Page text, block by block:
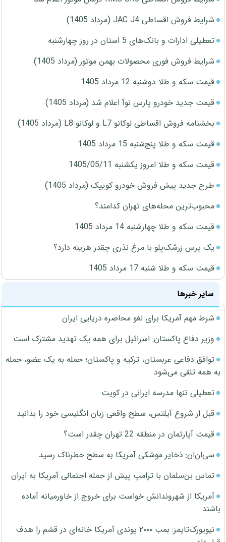
شرایط فروش اقساطی JAC J4 (مرداد 1405)
تعطیلی ادارات و بانک‌های 5 استان در روز چهارشنبه
شرایط فروش فوری محصولات بهمن موتور (مرداد 1405)
قیمت سکه و طلا دوشنبه 12 مرداد 1405
قیمت جدید خودرو پارس نوآ اعلام شد (مرداد 1405)
بخشنامه فروش اقساطی لوکانو L7 و لوکانو L8 (مرداد 1405)
قیمت سکه و طلا پنج‌شنبه 15 مرداد 1405
قیمت سکه و طلا امروز یکشنبه 1405/05/11
طرح جدید پیش فروش خودرو کوییک (مرداد 1405)
محبوب‌ترین محله‌های تهران کدامند؟
قیمت سکه و طلا چهارشنبه 14 مرداد 1405
یک پرس زرشک‌پلو با مرغ نذری چقدر هزینه دارد؟
قیمت سکه و طلا شنبه 17 مرداد 1405
سایر خبرها
شرط مهم آمریکا برای لغو محاصره دریایی ایران
وزیر دفاع پاکستان: اسرائیل برای همه یک تهدید مشترک است
توافق دفاعی عربستان، ترکیه و پاکستان؛ حمله به یک عضو، حمله
به همه تلقی می‌شود
تعطیلی تنها مدرسه ایرانی در کویت
قبل از شروع آیلتس، سطح واقعی زبان انگلیسی خود را بدانید
قیمت آپارتمان در منطقه 22 تهران چقدر است؟
سی‌ان‌ان: ذخایر موشکی آمریکا به سطح خطرناک رسید
تماس بن‌سلمان با ترامپ پیش از حمله احتمالی آمریکا به ایران
آمریکا از شهروندانش خواست برای خروج از خاورمیانه آماده
باشند
نیویورک‌تایمز: بمب ۲۰۰۰ پوندی آمریکا خانه‌ای در قشم را هدف